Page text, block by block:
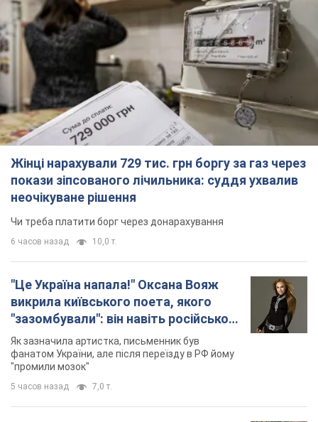
Жінці нарахували 729 тис. грн боргу за газ через
покази зіпсованого лічильника: суддя ухвалив
неочікуване рішення
Чи треба платити борг через донарахування
6 часов назад 10,0 т.
"Це Україна напала!" Оксана Вояж
викрила київського поета, якого
"зазомбували": він навіть російської
не знав, а тепер хоче геноциду
українців
Як зазначила артистка, письменник був
фанатом України, але після переїзду в РФ йому
"промили мозок"
5 часов назад 7,0 т.